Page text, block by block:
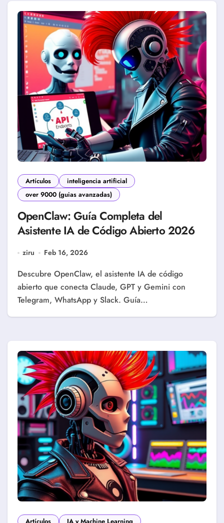
Artículos
inteligencia artificial
over 9000 (guias avanzadas)
OpenClaw: Guía Completa del
Asistente IA de Código Abierto 2026
ziru Feb 16, 2026
Descubre OpenClaw, el asistente IA de código
abierto que conecta Claude, GPT y Gemini con
Telegram, WhatsApp y Slack. Guía…